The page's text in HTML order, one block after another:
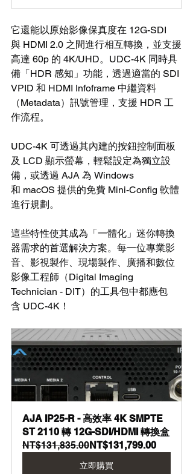
它還能以原始影像保真度在 12G-SDI
與 HDMI 2.0 之間進行相互轉換，並支援
高達 60p 的 4K/UHD。UDC-4K 同時具
備「HDR 感知」功能，透過適當的 SDI
VPID 和 HDMI Infoframe 中繼資料
（Metadata）訊號管理，支援 HDR 工
作流程。
UDC-4K 可透過其內建的按鈕控制面板
及 LCD 顯示螢幕，輕鬆設定為獨立設
備，或透過 AJA 為 Windows
和 macOS 提供的免費 Mini-Config 軟體
進行規劃。
這些特性使其成為「一體化」迷你轉換
器需求的首選解決方案。每一位專業影
音、影視製作、現場製作、廣播和數位
影像工程師（Digital Imaging
Technician - DIT）的工具包中都應包
含 UDC-4K！
AJA IP25-R - 高效率 4K SMPTE
ST 2110 轉 12G-SDI/HDMI 轉換盒
NT$131,835.00NT$131,799.00
立即購買